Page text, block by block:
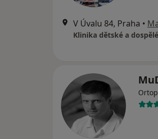
V Úvalu 84, Praha •